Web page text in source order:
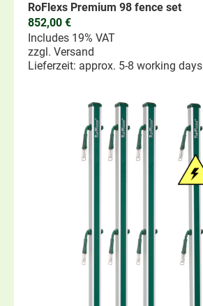
RoFlexs Premium 98 fence set
852,00 €
Includes 19% VAT
zzgl. Versand
Lieferzeit: approx. 5-8 working days